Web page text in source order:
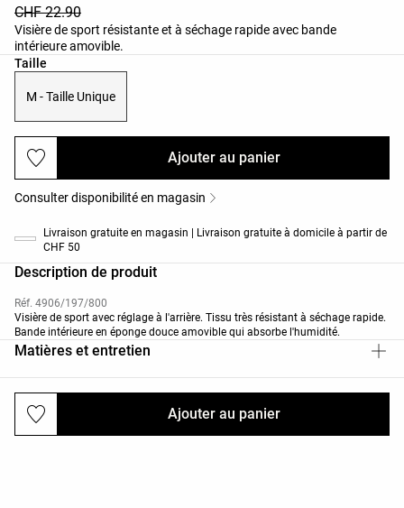
CHF 22.90
Visière de sport résistante et à séchage rapide avec bande
intérieure amovible.
Taille
Liste des tailles du produit
M - Taille Unique
Ajouter au panier
Ajouter au panier
Consulter disponibilité en magasin
Livraison gratuite en magasin | Livraison gratuite à domicile à partir de
CHF 50
Description de produit
Réf. 4906/197/800
Visière de sport avec réglage à l'arrière. Tissu très résistant à séchage rapide.
Bande intérieure en éponge douce amovible qui absorbe l'humidité.
Matières et entretien
Livraisons et retours